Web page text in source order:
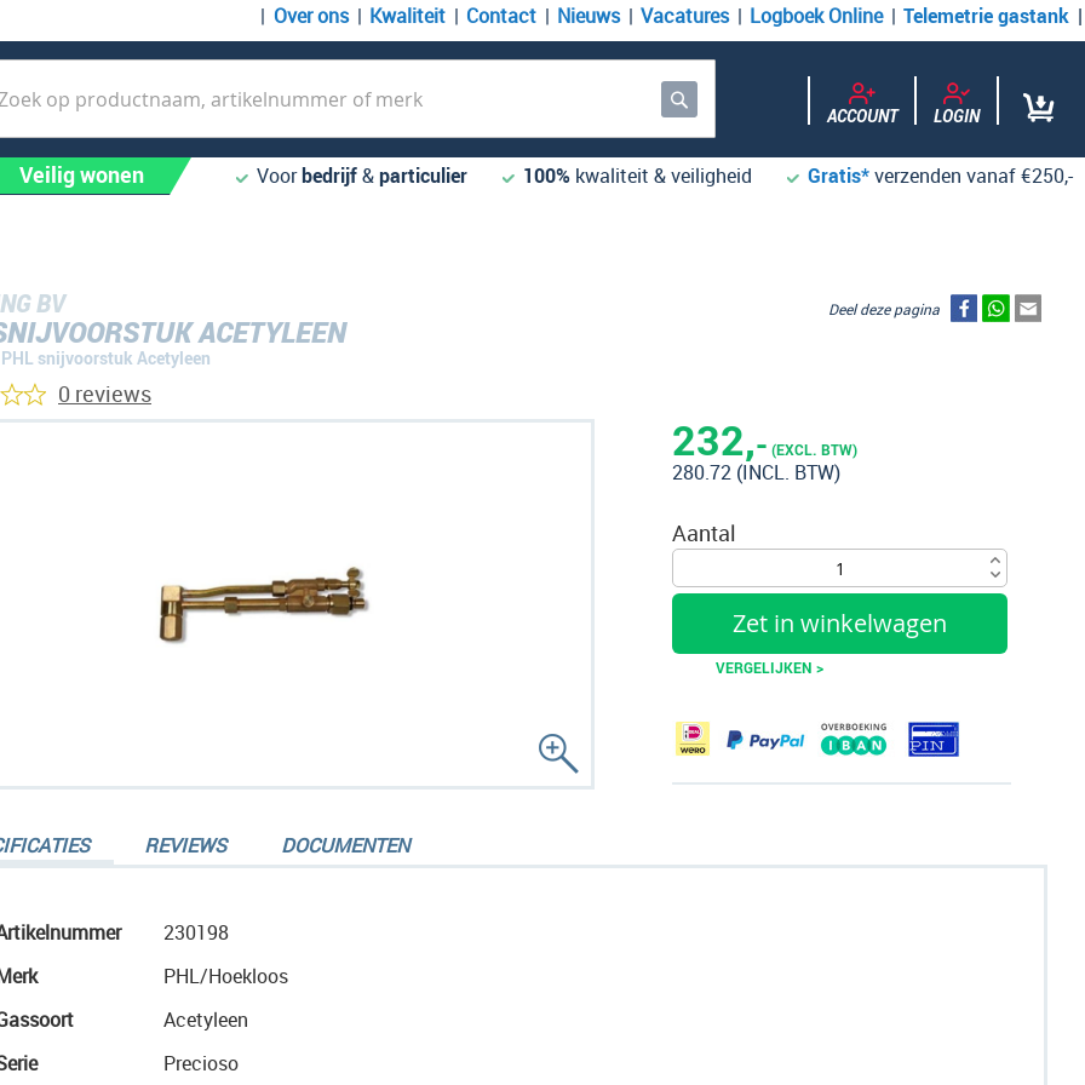
Over ons Kwaliteit Contact Nieuws Vacatures Logboek Online Telemetrie gastank
Zoek ACCOUNT LOGIN
Veilig wonen Voorbedrijf&particulier 100% kwaliteit & veiligheid Gratis*verzenden vanaf €250,-
BV
ACETYLEEN
PHL snijvoorstuk Acetyleen
232,- (EXCL. BTW)
280.72 (INCL. BTW)
Aantal
Zet in winkelwagen
VERGELIJKEN >
Deel deze pagina
0 reviews
230198
PHL/Hoekloos
Acetyleen
Precioso
REVIEWS DOCUMENTEN